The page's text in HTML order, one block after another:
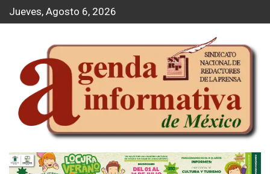
Jueves, Agosto 6, 2026
Agenda Informativa